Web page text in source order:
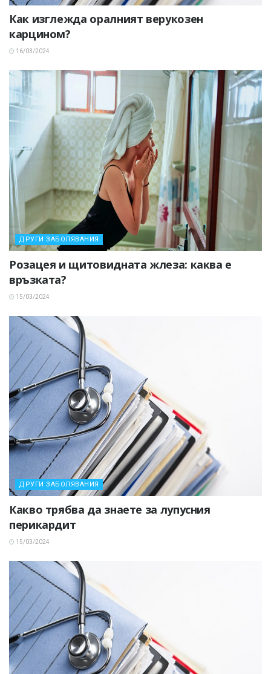
Как изглежда оралният верукозен
карцином?
16/03/2024
ДРУГИ ЗАБОЛЯВАНИЯ
Розацея и щитовидната жлеза: каква е
връзката?
15/03/2024
ДРУГИ ЗАБОЛЯВАНИЯ
Какво трябва да знаете за лупусния
перикардит
15/03/2024